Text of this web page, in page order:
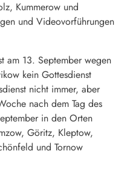
Kummerow und
und Videovorführungen
am 13. September wegen
kein Gottesdienst
nicht immer, aber
nach dem Tag des
in den Orten
Göritz, Kleptow,
und Tornow